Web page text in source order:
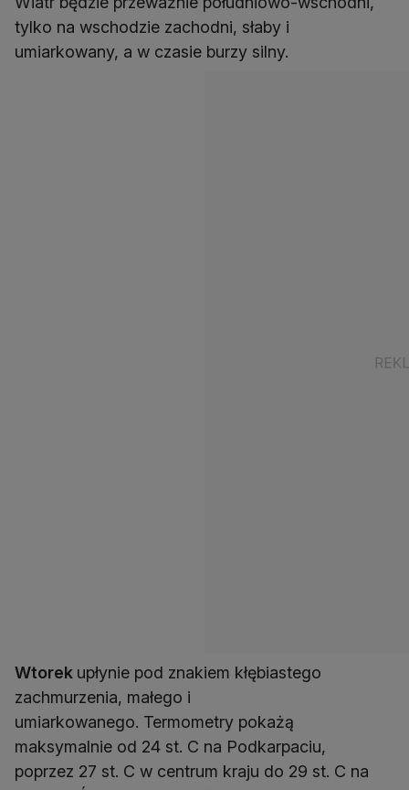
tylko na wschodzie zachodni, słaby i
umiarkowany, a w czasie burzy silny.
Wtorek upłynie pod znakiem kłębiastego
zachmurzenia, małego i
umiarkowanego. Termometry pokażą
maksymalnie od 24 st. C na Podkarpaciu,
poprzez 27 st. C w centrum kraju do 29 st. C na